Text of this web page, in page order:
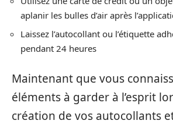
aplanir les bulles d’air après
Laissez l’autocollant ou l’étiquette
pendant 24 heures
Maintenant que vous
éléments à garder à l’esprit
création de vos autocollants